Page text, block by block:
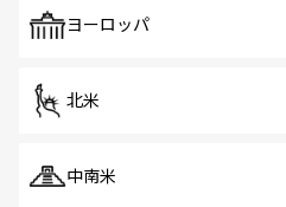
で、ホーカーズは地元の
ヨーロッパ
北米
中南米